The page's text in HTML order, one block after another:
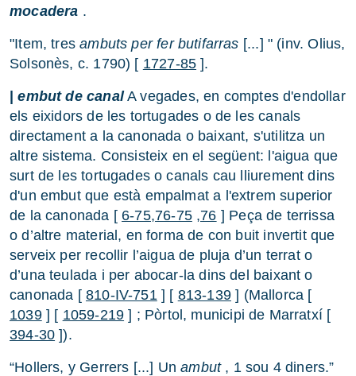
mocadera .
"Item, tresambuts per fer butifarras [...] " (inv. Olius,
Solsonès, c. 1790) [ 1727-85 ].
|embut de canalA vegades, en comptes d'endollar
els eixidors de les tortugades o de les canals
directament a la canonada o baixant, s'utilitza un
altre sistema. Consisteix en el següent: l'aigua que
surt de les tortugades o canals cau lliurement dins
d'un embut que està empalmat a l'extrem superior
de la canonada [ 6-75,76-75 ,76 ] Peça de terrissa
o d’altre material, en forma de con buit invertit que
serveix per recollir l’aigua de pluja d’un terrat o
d’una teulada i per abocar-la dins del baixant o
canonada [ 810-IV-751] [ 813-139] (Mallorca [
1039] [ 1059-219 ] ; Pòrtol, municipi de Marratxí [
394-30 ]).
“Hollers, y Gerrers [...] Unambut, 1 sou 4 diners.”